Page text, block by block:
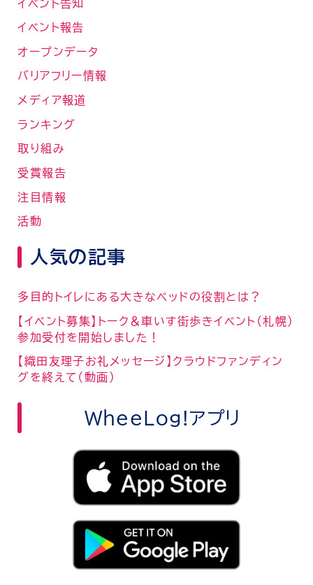
イベント告知
イベント報告
オープンデータ
バリアフリー情報
メディア報道
ランキング
取り組み
受賞報告
注目情報
活動
人気の記事
多目的トイレにある大きなベッドの役割とは？
【イベント募集】トーク＆車いす街歩きイベント（札幌）
参加受付を開始しました！
【織田友理子お礼メッセージ】クラウドファンディン
グを終えて（動画）
WheeLog!アプリ